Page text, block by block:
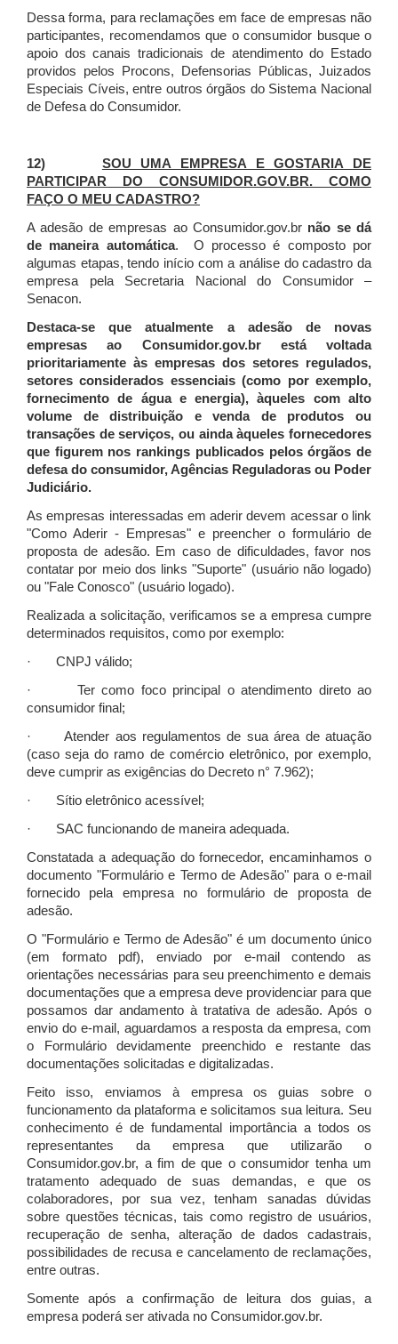
Dessa forma, para reclamações em face de empresas não
participantes, recomendamos que o consumidor busque o
apoio dos canais tradicionais de atendimento do Estado
providos pelos Procons, Defensorias Públicas, Juizados
Especiais Cíveis, entre outros órgãos do Sistema Nacional
de Defesa do Consumidor.
12) SOU UMA EMPRESA E GOSTARIA DE
PARTICIPAR DO CONSUMIDOR.GOV.BR. COMO
FAÇO O MEU CADASTRO?
A adesão de empresas ao Consumidor.gov.br não se dá
de maneira automática. O processo é composto por
algumas etapas, tendo início com a análise do cadastro da
empresa pela Secretaria Nacional do Consumidor –
Senacon.
Destaca-se que atualmente a adesão de novas
empresas ao Consumidor.gov.br está voltada
prioritariamente às empresas dos setores regulados,
setores considerados essenciais (como por exemplo,
fornecimento de água e energia), àqueles com alto
volume de distribuição e venda de produtos ou
transações de serviços, ou ainda àqueles fornecedores
que figurem nos rankings publicados pelos órgãos de
defesa do consumidor, Agências Reguladoras ou Poder
Judiciário.
As empresas interessadas em aderir devem acessar o link
"Como Aderir - Empresas" e preencher o formulário de
proposta de adesão. Em caso de dificuldades, favor nos
contatar por meio dos links "Suporte" (usuário não logado)
ou "Fale Conosco" (usuário logado).
Realizada a solicitação, verificamos se a empresa cumpre
determinados requisitos, como por exemplo:
· CNPJ válido;
· Ter como foco principal o atendimento direto ao
consumidor final;
· Atender aos regulamentos de sua área de atuação
(caso seja do ramo de comércio eletrônico, por exemplo,
deve cumprir as exigências do Decreto n° 7.962);
· Sítio eletrônico acessível;
· SAC funcionando de maneira adequada.
Constatada a adequação do fornecedor, encaminhamos o
documento "Formulário e Termo de Adesão" para o e-mail
fornecido pela empresa no formulário de proposta de
adesão.
O "Formulário e Termo de Adesão" é um documento único
(em formato pdf), enviado por e-mail contendo as
orientações necessárias para seu preenchimento e demais
documentações que a empresa deve providenciar para que
possamos dar andamento à tratativa de adesão. Após o
envio do e-mail, aguardamos a resposta da empresa, com
o Formulário devidamente preenchido e restante das
documentações solicitadas e digitalizadas.
Feito isso, enviamos à empresa os guias sobre o
funcionamento da plataforma e solicitamos sua leitura. Seu
conhecimento é de fundamental importância a todos os
representantes da empresa que utilizarão o
Consumidor.gov.br, a fim de que o consumidor tenha um
tratamento adequado de suas demandas, e que os
colaboradores, por sua vez, tenham sanadas dúvidas
sobre questões técnicas, tais como registro de usuários,
recuperação de senha, alteração de dados cadastrais,
possibilidades de recusa e cancelamento de reclamações,
entre outras.
Somente após a confirmação de leitura dos guias, a
empresa poderá ser ativada no Consumidor.gov.br.